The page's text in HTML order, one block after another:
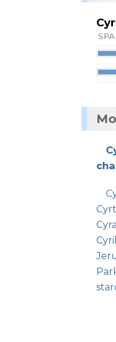
Cyril